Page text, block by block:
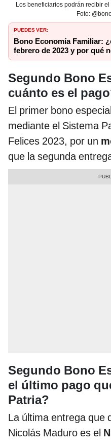
Los beneficiarios podrán recibir
Foto:
PUEDES VER:
Bono Economía Familiar:
febrero de 2023 y por qué
Segundo Bono
cuánto es el
El primer bono
mediante el Sistema
Felices 2023, por un
que la segunda
Segundo Bono
el último pago
Patria?
La última entrega que
Nicolás Maduro es el